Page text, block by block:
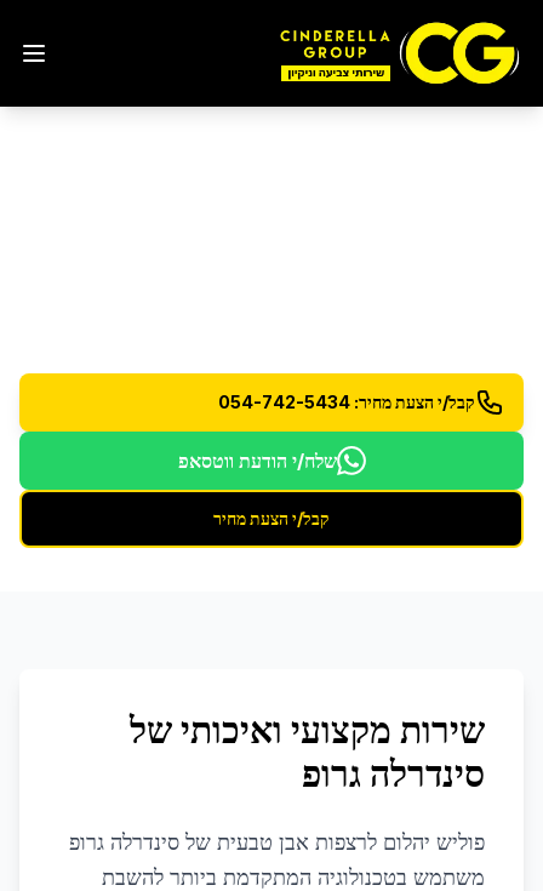
קבל/י הצעת מחיר: 054-742-5434
שלח/י הודעת ווטסאפ
קבל/י הצעת מחיר
שירות מקצועי ואיכותי של
סינדרלה גרופ
פוליש יהלום לרצפות אבן טבעית של סינדרלה גרופ
משתמש בטכנולוגיה המתקדמת ביותר להשבת